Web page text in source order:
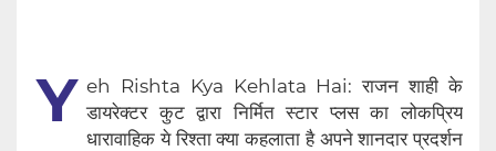
Y eh Rishta Kya Kehlata Hai: राजन शाही के
डायरेक्टर कुट द्वारा निर्मित स्टार प्लस का लोकप्रिय
धारावाहिक ये रिश्ता क्या कहलाता है अपने शानदार प्रदर्शन